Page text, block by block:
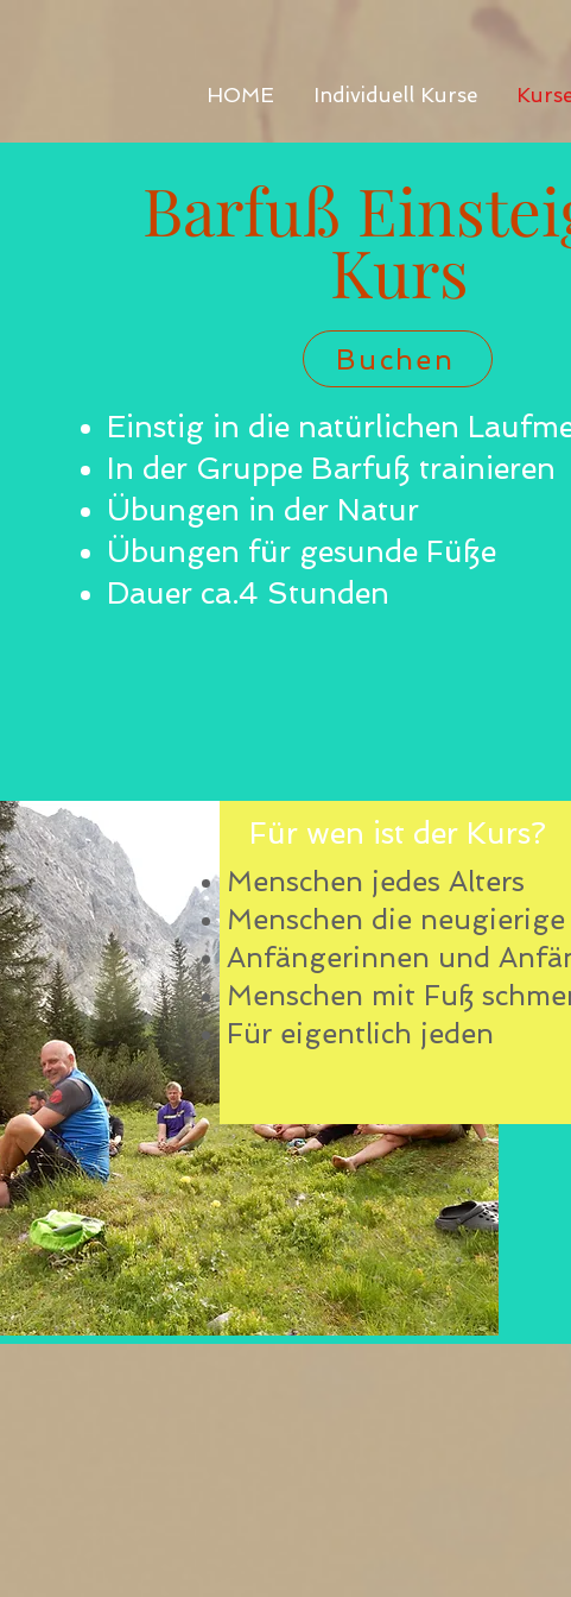
HOME Individuell Kurse
Barfuß
Kurs
Buchen
Einstig in die natürlichen
In der Gruppe Barfuß trainieren
Übungen in der Natur
Übungen für gesunde Füße
Dauer ca.4 Stunden
Für wen ist der Kurs?
Menschen jedes Alters
Menschen die neugierige
Anfängerinnen und
Menschen mit Fuß
Für eigentlich jeden